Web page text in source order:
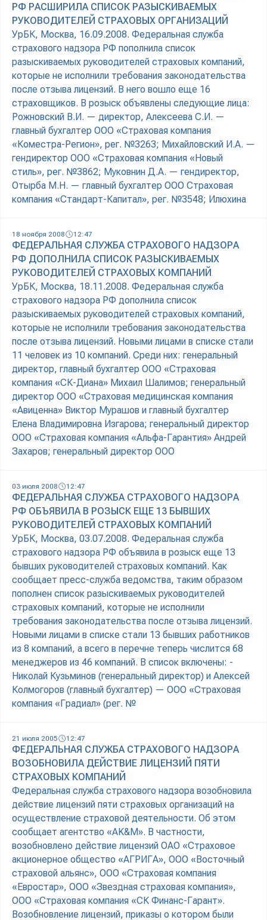
РФ РАСШИРИЛА СПИСОК РАЗЫСКИВАЕМЫХ
РУКОВОДИТЕЛЕЙ СТРАХОВЫХ ОРГАНИЗАЦИЙ
УрБК, Москва, 16.09.2008. Федеральная служба
страхового надзора РФ пополнила список
разыскиваемых руководителей страховых компаний,
которые не исполнили требования законодательства
после отзыва лицензий. В него вошло еще 16
страховщиков. В розыск объявлены следующие лица:
Рожновский В.И. — директор, Алексеева С.И. —
главный бухгалтер ООО «Страховая компания
«Коместра-Регион», рег. №3263; Михайловский И.А. —
гендиректор ООО «Страховая компания «Новый
стиль», рег. №3862; Муковнин Д.А. — гендиректор,
Отырба М.Н. — главный бухгалтер ООО Страховая
компания «Стандарт-Капитал», рег. №3548; Илюхина
18 ноября 2008 12:47
ФЕДЕРАЛЬНАЯ СЛУЖБА СТРАХОВОГО НАДЗОРА
РФ ДОПОЛНИЛА СПИСОК РАЗЫСКИВАЕМЫХ
РУКОВОДИТЕЛЕЙ СТРАХОВЫХ КОМПАНИЙ
УрБК, Москва, 18.11.2008. Федеральная служба
страхового надзора РФ дополнила список
разыскиваемых руководителей страховых компаний,
которые не исполнили требования законодательства
после отзыва лицензий. Новыми лицами в списке стали
11 человек из 10 компаний. Среди них: генеральный
директор, главный бухгалтер ООО «Страховая
компания «СК-Диана» Михаил Шалимов; генеральный
директор ООО «Страховая медицинская компания
«Авиценна» Виктор Мурашов и главный бухгалтер
Елена Владимировна Изгарова; генеральный директор
ООО «Страховая компания «Альфа-Гарантия» Андрей
Захаров; генеральный директор ООО
03 июля 2008 12:47
ФЕДЕРАЛЬНАЯ СЛУЖБА СТРАХОВОГО НАДЗОРА
РФ ОБЪЯВИЛА В РОЗЫСК ЕЩЕ 13 БЫВШИХ
РУКОВОДИТЕЛЕЙ СТРАХОВЫХ КОМПАНИЙ
УрБК, Москва, 03.07.2008. Федеральная служба
страхового надзора РФ объявила в розыск еще 13
бывших руководителей страховых компаний. Как
сообщает пресс-служба ведомства, таким образом
пополнен список разыскиваемых руководителей
страховых компаний, которые не исполнили
требования законодательства после отзыва лицензий.
Новыми лицами в списке стали 13 бывших работников
из 8 компаний, а всего в перечне теперь числится 68
менеджеров из 46 компаний. В список включены: -
Николай Кузьминов (генеральный директор) и Алексей
Колмогоров (главный бухгалтер) — ООО «Страховая
компания «Градиал» (рег. №
21 июля 2005 12:47
ФЕДЕРАЛЬНАЯ СЛУЖБА СТРАХОВОГО НАДЗОРА
ВОЗОБНОВИЛА ДЕЙСТВИЕ ЛИЦЕНЗИЙ ПЯТИ
СТРАХОВЫХ КОМПАНИЙ
Федеральная служба страхового надзора возобновила
действие лицензий пяти страховых организаций на
осуществление страховой деятельности. Об этом
сообщает агентство «AK&M». В частности,
возобновлено действие лицензий ОАО «Страховое
акционерное общество «АГРИГА», ООО «Восточный
страховой альянс», ООО «Страховая компания
«Евростар», ООО «Звездная страховая компания»,
ООО «Страховая компания «СК Финанс-Гарант».
Возобновление лицензий, приказы о котором были